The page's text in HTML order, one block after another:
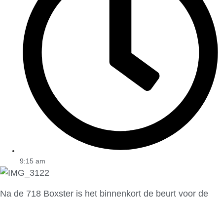
9:15 am
Na de 718 Boxster is het binnenkort de beurt voor de